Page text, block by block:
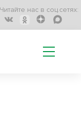
Читайте нас в соц.сетях: